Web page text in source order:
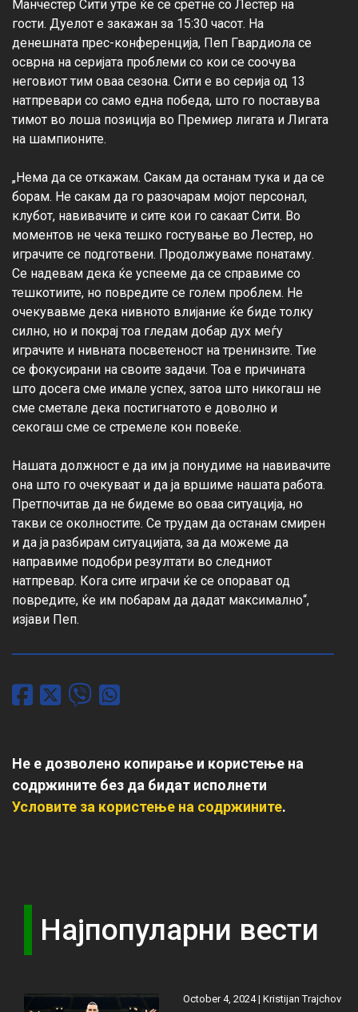
Манчестер Сити утре ќе се сретне со Лестер на
гости. Дуелот е закажан за 15:30 часот. На
денешната прес-конференција, Пеп Гвардиола се
осврна на серијата проблеми со кои се соочува
неговиот тим оваа сезона. Сити е во серија од 13
натпревари со само една победа, што го поставува
тимот во лоша позиција во Премиер лигата и Лигата
на шампионите.
„Нема да се откажам. Сакам да останам тука и да се
борам. Не сакам да го разочарам мојот персонал,
клубот, навивачите и сите кои го сакаат Сити. Во
моментов не чека тешко гостување во Лестер, но
играчите се подготвени. Продолжуваме понатаму.
Се надевам дека ќе успееме да се справиме со
тешкотиите, но повредите се голем проблем. Не
очекувавме дека нивното влијание ќе биде толку
силно, но и покрај тоа гледам добар дух меѓу
играчите и нивната посветеност на тренинзите. Тие
се фокусирани на своите задачи. Тоа е причината
што досега сме имале успех, затоа што никогаш не
сме сметале дека постигнатото е доволно и
секогаш сме се стремеле кон повеќе.
Нашата должност е да им ја понудиме на навивачите
она што го очекуваат и да ја вршиме нашата работа.
Претпочитав да не бидеме во оваа ситуација, но
такви се околностите. Се трудам да останам смирен
и да ја разбирам ситуацијата, за да можеме да
направиме подобри резултати во следниот
натпревар. Кога сите играчи ќе се опорават од
повредите, ќе им побарам да дадат максимално“,
изјави Пеп.
Не е дозволено копирање и користење на
содржините без да бидат исполнети
Условите за користење на содржините.
Најпопуларни вести
October 4, 2024 |Kristijan Trajchov